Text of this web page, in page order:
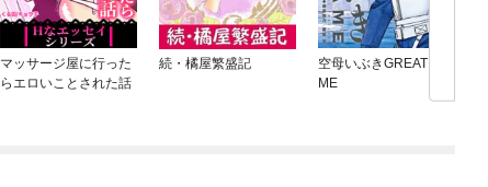
マッサージ屋に行った
らエロいことされた話
続・橘屋繁盛記
空母いぶきGREAT GA
ME